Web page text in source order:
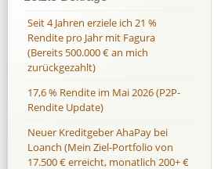
Seit 4 Jahren erziele ich 21 %
Rendite pro Jahr mit Fagura
(Bereits 500.000 € an mich
zurückgezahlt)
17,6 % Rendite im Mai 2026 (P2P-
Rendite Update)
Neuer Kreditgeber AhaPay bei
Loanch (Mein Ziel-Portfolio von
17.500 € erreicht, monatlich 200+ €